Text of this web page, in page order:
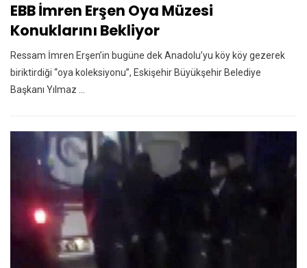
EBB İmren Erşen Oya Müzesi
Konuklarını Bekliyor
Ressam İmren Erşen’in bugüne dek Anadolu’yu köy köy gezerek
biriktirdiği “oya koleksiyonu”, Eskişehir Büyükşehir Belediye
Başkanı Yılmaz ...